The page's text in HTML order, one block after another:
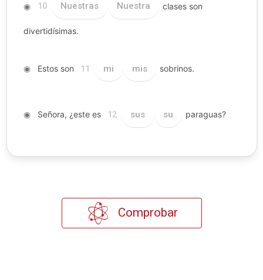
◉ 10 Nuestras Nuestra clases son
divertidísimas.
◉Estos son 11 mi mis sobrinos.
◉Señora, ¿este es 12 sus su paraguas?
Comprobar